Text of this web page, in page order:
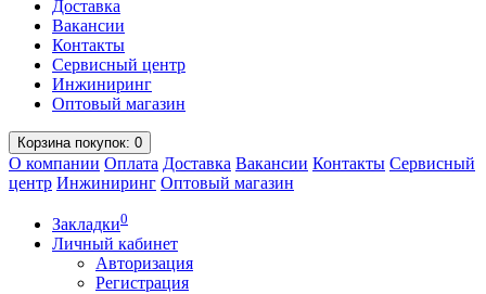
Доставка
Вакансии
Контакты
Сервисный центр
Инжиниринг
Оптовый магазин
Корзинапокупок: 0
О компании Оплата Доставка Вакансии Контакты Сервисный
центр Инжиниринг Оптовый магазин
Закладки0
Личный кабинет
Авторизация
Регистрация